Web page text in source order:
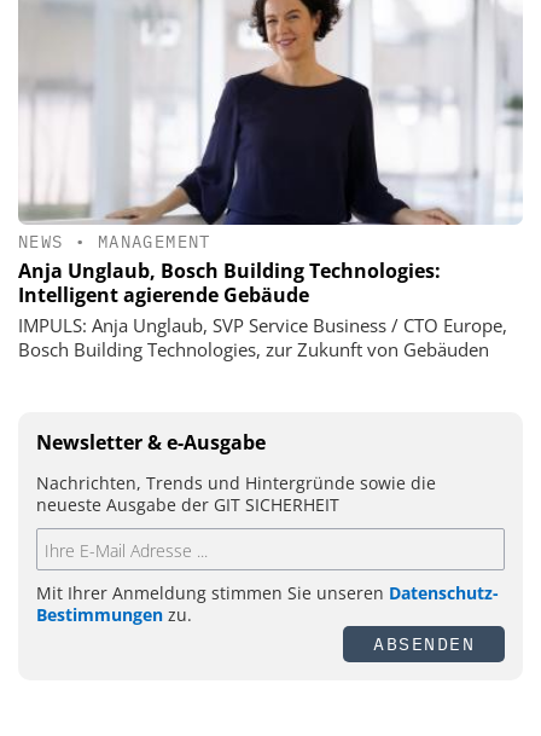
NEWS • MANAGEMENT
Anja Unglaub, Bosch Building Technologies:
Intelligent agierende Gebäude
IMPULS: Anja Unglaub, SVP Service Business / CTO Europe,
Bosch Building Technologies, zur Zukunft von Gebäuden
Newsletter & e-Ausgabe
Nachrichten, Trends und Hintergründe sowie die
neueste Ausgabe der GIT SICHERHEIT
Mit Ihrer Anmeldung stimmen Sie unseren Datenschutz-
Bestimmungen zu.
ABSENDEN